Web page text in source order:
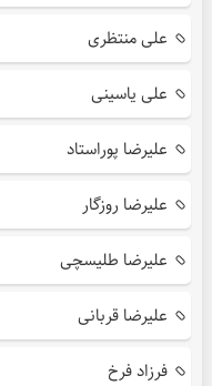
علی منتظری
علی یاسینی
علیرضا پوراستاد
علیرضا روزگار
علیرضا طلیسچی
علیرضا قربانی
فرزاد فرخ